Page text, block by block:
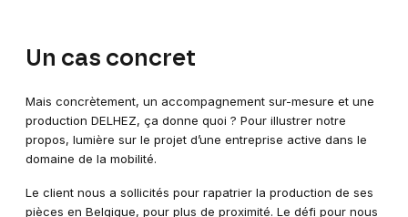
Un cas concret
Mais concrètement, un accompagnement sur-mesure et une
production DELHEZ, ça donne quoi ? Pour illustrer notre
propos, lumière sur le projet d’une entreprise active dans le
domaine de la mobilité.
Le client nous a sollicités pour rapatrier la production de ses
pièces en Belgique, pour plus de proximité. Le défi pour nous